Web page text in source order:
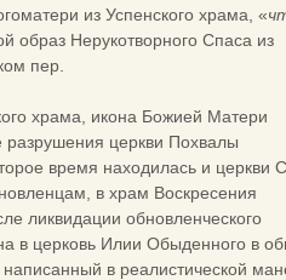
из Успен­ского храма, «
образ Нерукотворного Спаса из
пер.
храма, икона Божией Матери
разрушения церкви Похвалы
время находилась и церкви
в храм Воскресения
ликвидации обновленческого
в церковь Илии Обыденного в
в реалистической